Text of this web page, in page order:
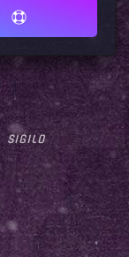
SIGILO